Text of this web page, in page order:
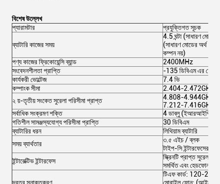
বিশেষ উল্লেখ
প্যারামটার
প্রযুক্তিগত সূচক
ব্যাটারি কাজের সময়
4.5 ঘন্টা (সাধারণ মোড)
(সাধারণ মোডের অর্থ
কম্পন নয়)
পণ্য কাজের ফ্রিকোয়েন্সি ব্যান্ড
2400MHz
সংবেদনশীলতা প্রাপ্তি
-135 ডিবিএম এর চেয়ে
কার্যকরী ভোল্টেজ
7.4 ভি
কম্পাংক সীমা
2.404-2.472GHz
২ য়-তৃতীয় সংকেত সুরেলা পরিসীমা প্রাপ্ত
4.808-4.944GHz
7.212-7.416GHz
সর্বাধিক সংক্রমণ শক্তি
4 ডাব্লু (ইআরআইপি)
গতিশীল সামঞ্জস্যযোগ্য পরিসীমা প্রাপ্তি
30 ডিবিএম
ব্যাটারির ধরন
লিথিয়াম ব্যাটারি
সময় ব্যার্থতার
৩.৫ এইচ / ব্লক
টাইপ-সি ইন্টারফেসের
ইন্টারেক্টিভ ইন্টারফেস
স্ক্রিনটি প্রাপ্ত সুরেলা
সমর্থিত এবং
টিএফ কার্ড: 120-200